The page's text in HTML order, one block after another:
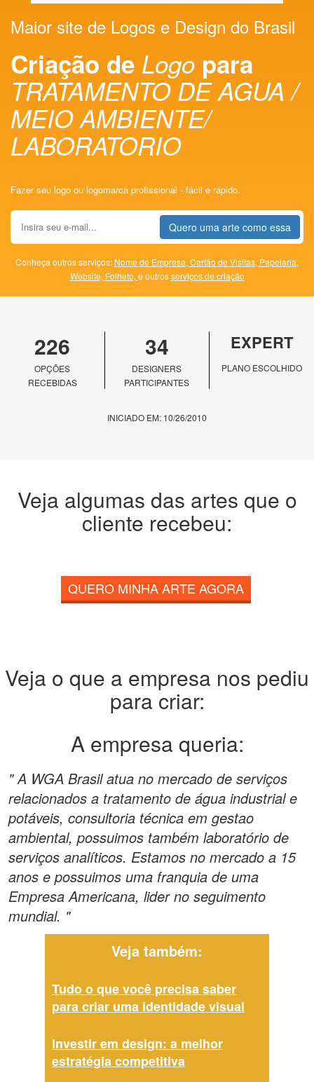
Maior site de Logos e Design do Brasil
Criação de Logo para
TRATAMENTO DE AGUA /
MEIO AMBIENTE/
LABORATORIO
Fazer seu logo ou logomarca profissional - fácil e rápido.
Quero uma arte como essa
Conheça outros serviços: Nome de Empresa, Cartão de Visitas, Papelaria,
Website, Folheto, e outrosserviços de criação
226
OPÇÕES
RECEBIDAS
34
DESIGNERS
PARTICIPANTES
EXPERT
PLANO ESCOLHIDO
INICIADO EM: 10/26/2010
Veja algumas das artes que o
cliente recebeu:
QUERO MINHA ARTE AGORA
Veja o que a empresa nos pediu
para criar:
A empresa queria:
" A WGA Brasil atua no mercado de serviços
relacionados a tratamento de água industrial e
potáveis, consultoria técnica em gestao
ambiental, possuimos também laboratório de
serviços analíticos. Estamos no mercado a 15
anos e possuimos uma franquia de uma
Empresa Americana, lider no seguimento
mundial. "
Veja também:
Tudo o que você precisa saber
para criar uma identidade visual
Investir em design: a melhor
estratégia competitiva